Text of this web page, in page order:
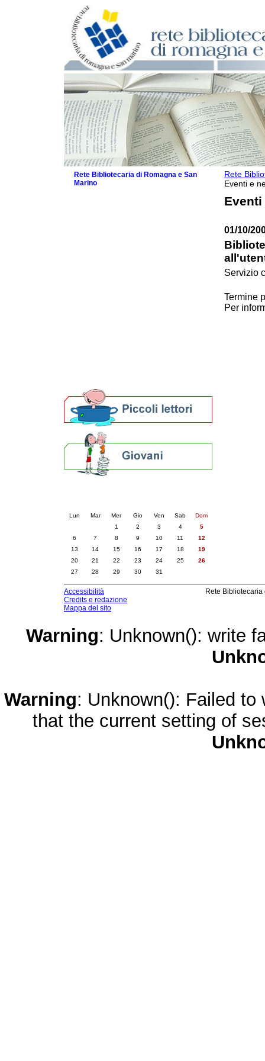
Rete
Eventi e
Eventi
01/10/
Servizio
Termine
Per
Rete Bibliotecaria di Romagna e San
Marino
Lun Mar Mer Gio Ven Sab
Dom
1
2 3 4
5
6
7 8 9 10 11
12
13
14 15 16 17 18
19
20
21 22 23 24 25
26
27
28 29 30 31
Accessibilità
Credits e redazione
Mappa del sito
Rete
Warning: Unknown(): write
Warning: Unknown(): Failed
that the current setting of